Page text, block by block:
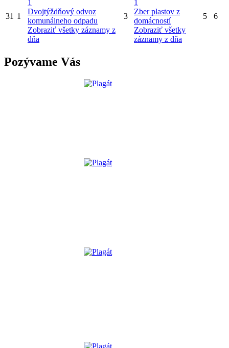
31 1
1
Dvojtýždňový odvoz
komunálneho odpadu
Zobraziť všetky záznamy z
dňa
3
1
Zber plastov z
domácností
Zobraziť všetky
záznamy z dňa
5 6
Pozývame Vás